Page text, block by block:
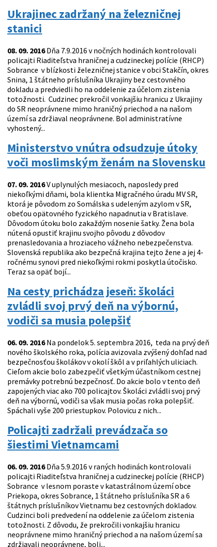
Ukrajinec zadržaný na železničnej
stanici
08. 09. 2016Dňa 7.9.2016 v nočných hodinách kontrolovali
policajti Riaditeľstva hraničnej a cudzineckej polície (RHCP)
Sobrance v blízkosti železničnej stanice v obci Stakčín, okres
Snina, 1 štátneho príslušníka Ukrajiny bez cestovného
dokladu a predviedli ho na oddelenie za účelom zistenia
totožnosti. Cudzinec prekročil vonkajšiu hranicu z Ukrajiny
do SR neoprávnene mimo hraničný priechod a na našom
území sa zdržiaval neoprávnene. Bol administratívne
vyhostený...
Ministerstvo vnútra odsudzuje útoky
voči moslimským ženám na Slovensku
07. 09. 2016V uplynulých mesiacoch, naposledy pred
niekoľkými dňami, bola klientka Migračného úradu MV SR,
ktorá je pôvodom zo Somálska s udeleným azylom v SR,
obeťou opätovného fyzického napadnutia v Bratislave.
Dôvodom útoku bolo zakaždým nosenie šatky. Žena bola
nútená opustiť krajinu svojho pôvodu z dôvodov
prenasledovania a hroziaceho vážneho nebezpečenstva.
Slovenská republika ako bezpečná krajina tejto žene a jej 4-
ročnému synovi pred niekoľkými rokmi poskytla útočisko.
Teraz sa opäť bojí...
Na cesty prichádza jeseň: školáci
zvládli svoj prvý deň na výbornú,
vodiči sa musia polepšiť
06. 09. 2016Na pondelok 5. septembra 2016, teda na prvý deň
nového školského roka, polícia avizovala zvýšený dohľad nad
bezpečnosťou školákov v okolí škôl a v priľahlých uliciach.
Cieľom akcie bolo zabezpečiť všetkým účastníkom cestnej
premávky potrebnú bezpečnosť. Do akcie bolo v tento deň
zapojených viac ako 700 policajtov. Školáci zvládli svoj prvý
deň na výbornú, vodiči sa však musia počas roka polepšiť.
Spáchali vyše 200 priestupkov. Polovicu z nich...
Policajti zadržali prevádzača so
šiestimi Vietnamcami
06. 09. 2016Dňa 5.9.2016 v raných hodinách kontrolovali
policajti Riaditeľstva hraničnej a cudzineckej polície (RHCP)
Sobrance v lesnom poraste v katastrálnom území obce
Priekopa, okres Sobrance, 1 štátneho príslušníka SR a 6
štátnych príslušníkov Vietnamu bez cestovných dokladov.
Cudzinci boli predvedení na oddelenie za účelom zistenia
totožnosti. Z dôvodu, že prekročili vonkajšiu hranicu
neoprávnene mimo hraničný priechod a na našom území sa
zdržiavali neoprávnene, boli...